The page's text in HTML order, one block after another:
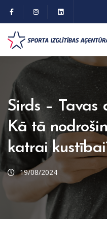
Sirds – Tavas
Kā tā
katrai
19/08/2024